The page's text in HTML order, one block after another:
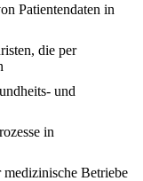
Patientendaten in
die per
und
in
Betriebe